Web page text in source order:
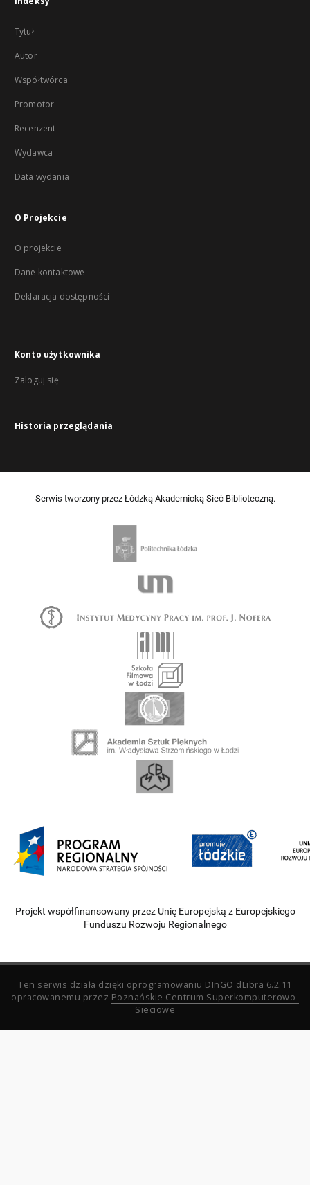
Tytuł
Autor
Współtwórca
Promotor
Recenzent
Wydawca
Data wydania
O Projekcie
O projekcie
Dane kontaktowe
Deklaracja dostępności
Konto użytkownika
Zaloguj się
Historia przeglądania
Serwis tworzony przez Łódzką Akademicką Sieć Biblioteczną.
Projekt współfinansowany przez Unię Europejską z Europejskiego
Funduszu Rozwoju Regionalnego
Ten serwis działa dzięki oprogramowaniu DInGO dLibra 6.2.11
opracowanemu przez Poznańskie Centrum Superkomputerowo-
Sieciowe